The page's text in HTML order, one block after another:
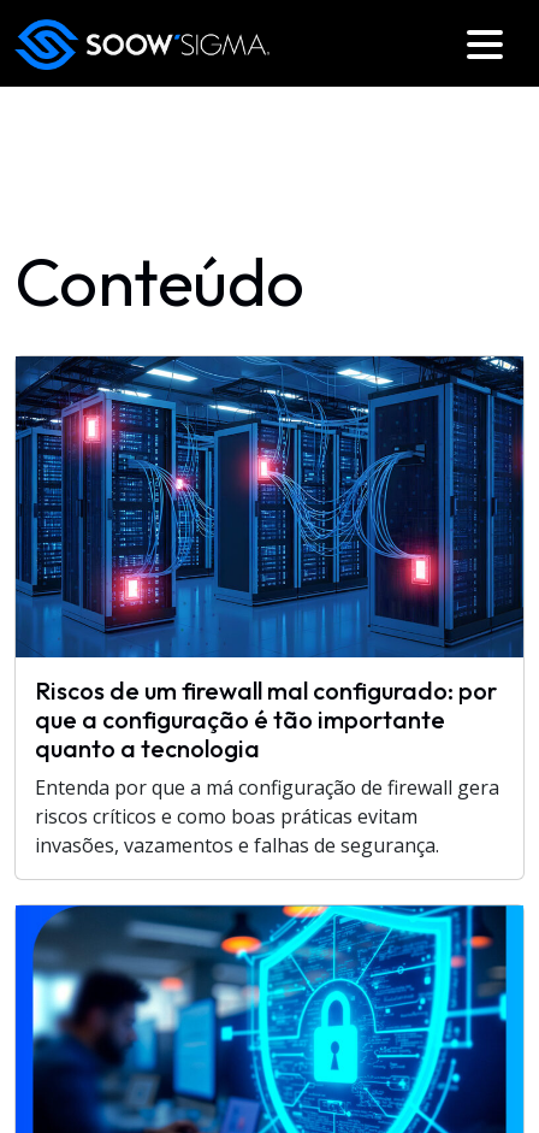
Conteúdo
Riscos de um firewall mal configurado: por
que a configuração é tão importante
quanto a tecnologia
Entenda por que a má configuração de firewall gera
riscos críticos e como boas práticas evitam
invasões, vazamentos e falhas de segurança.